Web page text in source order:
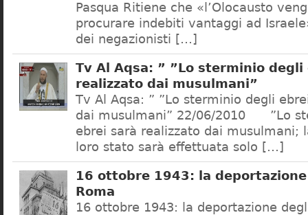
Pasqua Ritiene che «l’Olocausto
procurare indebiti vantaggi ad
dei negazionisti […]
Tv Al Aqsa: ” ”Lo sterminio degli
realizzato dai musulmani”
Tv Al Aqsa: ” ”Lo sterminio degli
dai musulmani” 22/06/2010 ”Lo
ebrei sarà realizzato dai musulmani;
loro stato sarà effettuata solo […]
16 ottobre 1943: la
Roma
16 ottobre 1943: la deportazione